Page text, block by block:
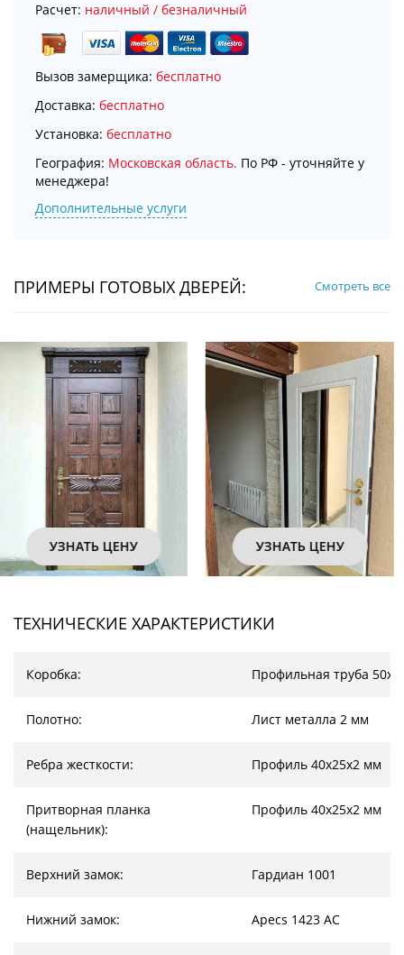
Расчет: наличный / безналичный
Вызов замерщика: бесплатно
Доставка: бесплатно
Установка: бесплатно
География: Московская область. По РФ - уточняйте у
менеджера!
Дополнительные услуги
ПРИМЕРЫ ГОТОВЫХ ДВЕРЕЙ: Смотреть все
УЗНАТЬ ЦЕНУ УЗНАТЬ ЦЕНУ
ТЕХНИЧЕСКИЕ ХАРАКТЕРИСТИКИ
Коробка: Профильная труба
Полотно: Лист металла 2 мм
Ребра жесткости: Профиль 40х25х2 мм
Притворная планка
(нащельник):
Профиль 40х25х2 мм
Верхний замок: Гардиан 1001
Нижний замок: Apecs 1423 AC